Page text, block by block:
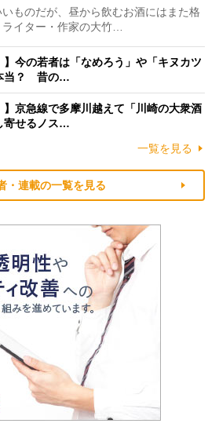
ものだが、昼から飲むお酒にはまた格
イター・作家の大竹…
】今の若者は「なめろう」や「キヌカツ
当？ 昔の…
】京急線で多摩川越えて「川崎の大衆酒
寄せるノス…
一覧を見る
・連載の一覧を見る